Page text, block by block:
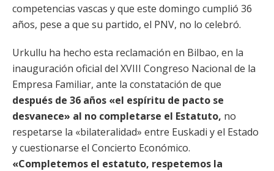
competencias vascas y que este domingo cumplió 36
años, pese a que su partido, el PNV, no lo celebró.
Urkullu ha hecho esta reclamación en Bilbao, en la
inauguración oficial del XVIII Congreso Nacional de la
Empresa Familiar, ante la constatación de que
después de 36 años «el espíritu de pacto se
desvanece» al no completarse el Estatuto, no
respetarse la «bilateralidad» entre Euskadi y el Estado
y cuestionarse el Concierto Económico.
«Completemos el estatuto, respetemos la